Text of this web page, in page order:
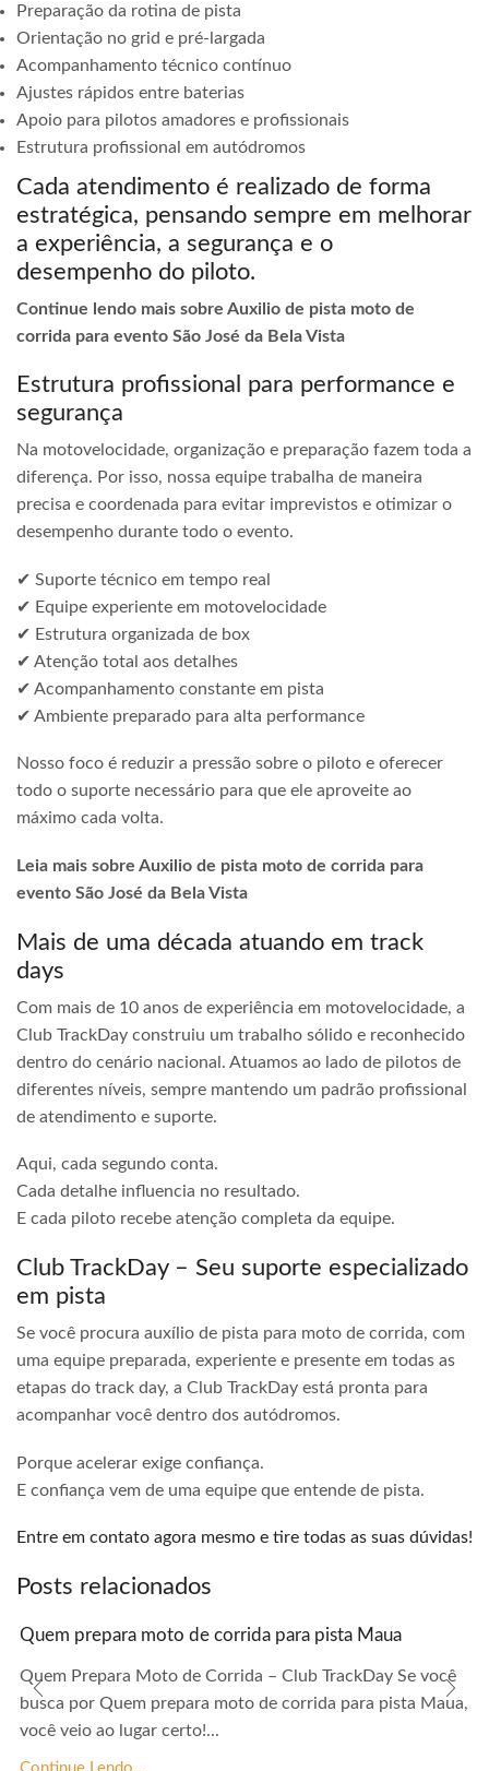
Preparação da rotina de pista
Orientação no grid e pré-largada
Acompanhamento técnico contínuo
Ajustes rápidos entre baterias
Apoio para pilotos amadores e profissionais
Estrutura profissional em autódromos
Cada atendimento é realizado de forma
estratégica, pensando sempre em melhorar
a experiência, a segurança e o
desempenho do piloto.
Continue lendo mais sobre Auxilio de pista moto de
corrida para evento São José da Bela Vista
Estrutura profissional para performance e
segurança
Na motovelocidade, organização e preparação fazem toda a
diferença. Por isso, nossa equipe trabalha de maneira
precisa e coordenada para evitar imprevistos e otimizar o
desempenho durante todo o evento.
✔ Suporte técnico em tempo real
✔ Equipe experiente em motovelocidade
✔ Estrutura organizada de box
✔ Atenção total aos detalhes
✔ Acompanhamento constante em pista
✔ Ambiente preparado para alta performance
Nosso foco é reduzir a pressão sobre o piloto e oferecer
todo o suporte necessário para que ele aproveite ao
máximo cada volta.
Leia mais sobre Auxilio de pista moto de corrida para
evento São José da Bela Vista
Mais de uma década atuando em track
days
Com mais de 10 anos de experiência em motovelocidade, a
Club TrackDay construiu um trabalho sólido e reconhecido
dentro do cenário nacional. Atuamos ao lado de pilotos de
diferentes níveis, sempre mantendo um padrão profissional
de atendimento e suporte.
Aqui, cada segundo conta.
Cada detalhe influencia no resultado.
E cada piloto recebe atenção completa da equipe.
Club TrackDay – Seu suporte especializado
em pista
Se você procura auxílio de pista para moto de corrida, com
uma equipe preparada, experiente e presente em todas as
etapas do track day, a Club TrackDay está pronta para
acompanhar você dentro dos autódromos.
Porque acelerar exige confiança.
E confiança vem de uma equipe que entende de pista.
Entre em contato agora mesmo e tire todas as suas dúvidas!
Posts relacionados
Quem prepara moto de corrida para pista Maua
Quem Prepara Moto de Corrida – Club TrackDay Se você
busca por Quem prepara moto de corrida para pista Maua,
você veio ao lugar certo!...